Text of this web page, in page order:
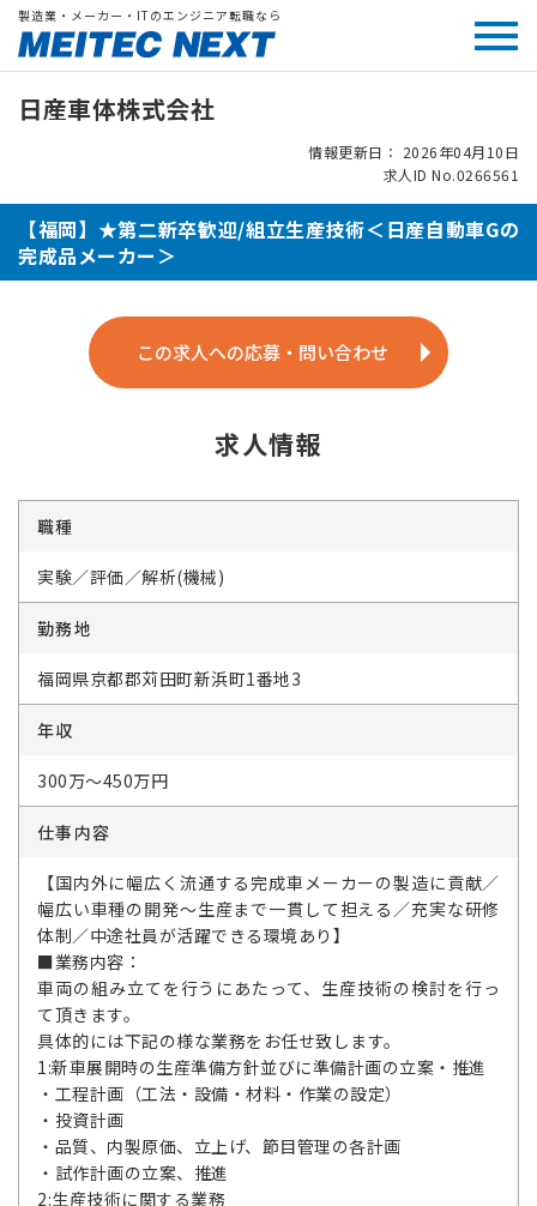
製造業・メーカー・ITのエンジニア転職なら
日産車体株式会社
情報更新日： 2026年04月10日
求人ID No.0266561
【福岡】★第二新卒歓迎/組立生産技術＜日産自動車Gの
完成品メーカー＞
この求人への応募・問い合わせ
求人情報
職種
実験／評価／解析(機械)
勤務地
福岡県京都郡苅田町新浜町1番地3
年収
300万～450万円
仕事内容
【国内外に幅広く流通する完成車メーカーの製造に貢献／
幅広い車種の開発～生産まで一貫して担える／充実な研修
体制／中途社員が活躍できる環境あり】
■業務内容：
車両の組み立てを行うにあたって、生産技術の検討を行っ
て頂きます。
具体的には下記の様な業務をお任せ致します。
1:新車展開時の生産準備方針並びに準備計画の立案・推進
・工程計画（工法・設備・材料・作業の設定）
・投資計画
・品質、内製原価、立上げ、節目管理の各計画
・試作計画の立案、推進
2:生産技術に関する業務